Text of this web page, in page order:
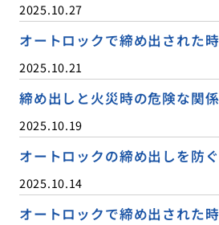
2025.10.27
オートロックで締め出された
2025.10.21
締め出しと火災時の危険な関係
2025.10.19
オートロックの締め出しを防
2025.10.14
オートロックで締め出された